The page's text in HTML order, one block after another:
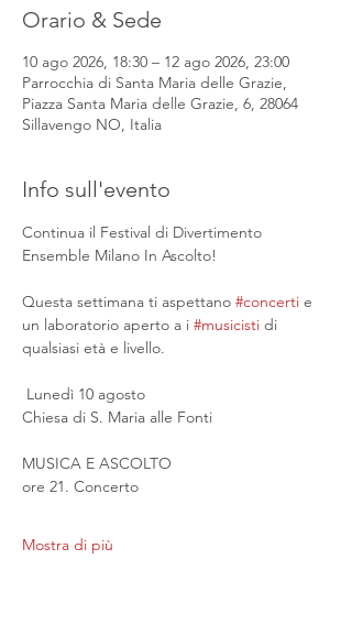
Orario & Sede
10 ago 2026, 18:30 – 12 ago 2026, 23:00
Parrocchia di Santa Maria delle Grazie,
Piazza Santa Maria delle Grazie, 6, 28064
Sillavengo NO, Italia
Info sull'evento
Continua il Festival di Divertimento
Ensemble Milano In Ascolto!
Questa settimana ti aspettano #concerti e
un laboratorio aperto a i #musicisti di
qualsiasi età e livello.
Lunedì 10 agosto
Chiesa di S. Maria alle Fonti
MUSICA E ASCOLTO
ore 21. Concerto
Mostra di più